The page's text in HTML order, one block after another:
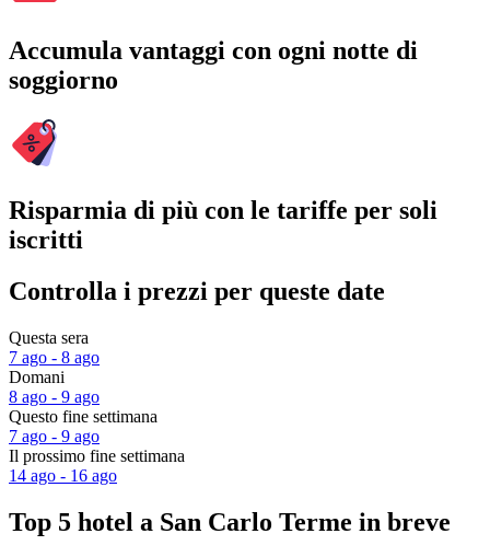
Accumula vantaggi con ogni notte di
soggiorno
Risparmia di più con le tariffe per soli
iscritti
Controlla i prezzi per queste date
Questa sera
7 ago - 8 ago
Domani
8 ago - 9 ago
Questo fine settimana
7 ago - 9 ago
Il prossimo fine settimana
14 ago - 16 ago
Top 5 hotel a San Carlo Terme in breve